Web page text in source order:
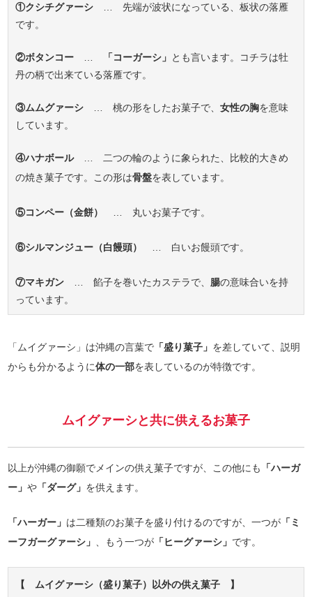
①クシチグァーシ … 先端が波状になっている、板状の落雁
です。
②ボタンコー … 「コーガーシ」 とも言います。コチラは牡
丹の柄で出来ている落雁です。
③ムムグァーシ … 桃の形をしたお菓子で、女性の胸を意味
しています。
④ハナボール… 二つの輪のように象られた、比較的大きめ
の焼き菓子です。この形は骨盤を表しています。
⑤コンペー（金餅） … 丸いお菓子です。
⑥シルマンジュー（白饅頭） … 白いお饅頭です。
⑦マキガン … 餡子を巻いたカステラで、 腸の意味合いを持
っています。
「ムイグァーシ」は沖縄の言葉で 「盛り菓子」 を差していて、説明
からも分かるように体の一部を表しているのが特徴です。
ムイグァーシと共に供えるお菓子
以上が沖縄の御願でメインの供え菓子ですが、この他にも
「ハーガ
ー」や 「ダーグ」 を供えます。
「ハーガー」 は二種類のお菓子を盛り付けるのですが、一つが 「ミ
ーフガーグァーシ」 、もう一つが 「ヒーグァーシ」 です。
【 ムイグァーシ（盛り菓子）以外の供え菓子 】